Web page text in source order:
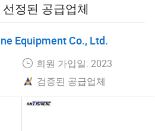
든 기계는 품질에 대한 매우 엄
, 지금까지 우리는 수많은 장비
장비는 운송, 에어컨 장비, 냉장고,
.
정된 공급업체
Equipment Co., Ltd.
회원 가입일: 2023
검증된 공급업체